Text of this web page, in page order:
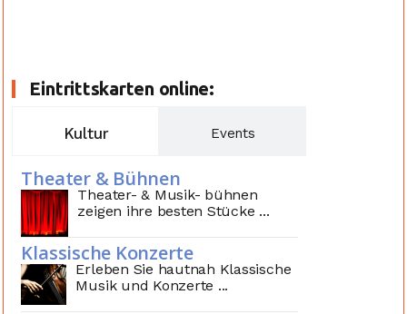
Eintrittskarten online:
Kultur Events
Theater & Bühnen
Theater- & Musik- bühnen
zeigen ihre besten Stücke ...
Klassische Konzerte
Erleben Sie hautnah Klassische
Musik und Konzerte ...